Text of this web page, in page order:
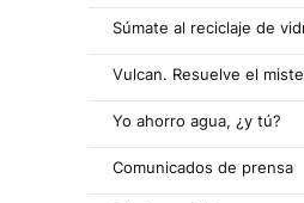
Súmate al reciclaje de
Vulcan. Resuelve el
Yo ahorro agua, ¿y tú?
Comunicados de prensa